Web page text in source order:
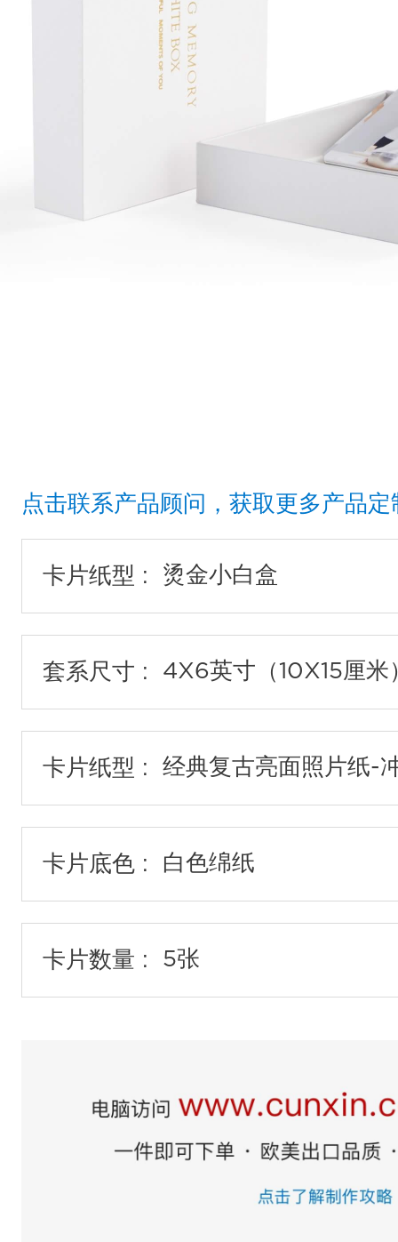
点击联系产品顾问，获取更多产品
卡片纸型 :
套系尺寸 :
卡片纸型 :
卡片底色 :
卡片数量 :